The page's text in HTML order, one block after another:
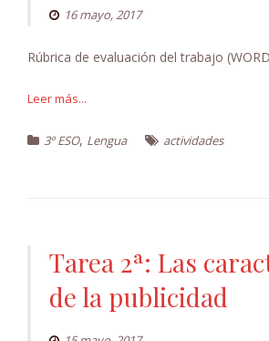
16 mayo, 2017
Rúbrica de evaluación del trabajo
Leer más...
3º ESO, Lengua actividades
Tarea 2ª: Las
de la publicidad